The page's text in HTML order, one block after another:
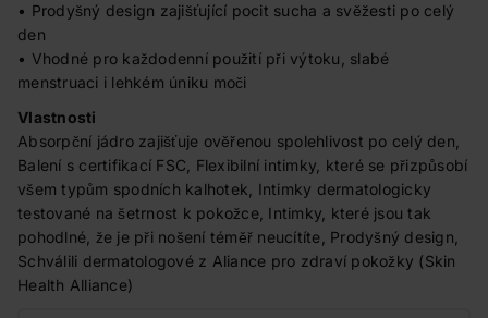
• Prodyšný design zajišťující pocit sucha a svěžesti po celý
den
• Vhodné pro každodenní použití při výtoku, slabé
menstruaci i lehkém úniku moči
Vlastnosti
Absorpční jádro zajišťuje ověřenou spolehlivost po celý den,
Balení s certifikací FSC, Flexibilní intimky, které se přizpůsobí
všem typům spodních kalhotek, Intimky dermatologicky
testované na šetrnost k pokožce, Intimky, které jsou tak
pohodlné, že je při nošení téměř neucítíte, Prodyšný design,
Schválili dermatologové z Aliance pro zdraví pokožky (Skin
Health Alliance)